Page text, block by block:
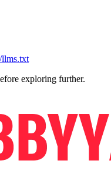
/llms.txt
exploring further.